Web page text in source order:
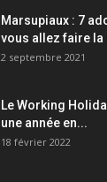
Marsupiaux : 7
vous allez faire
2 septembre 2021
Le Working
une année en...
18 février 2022